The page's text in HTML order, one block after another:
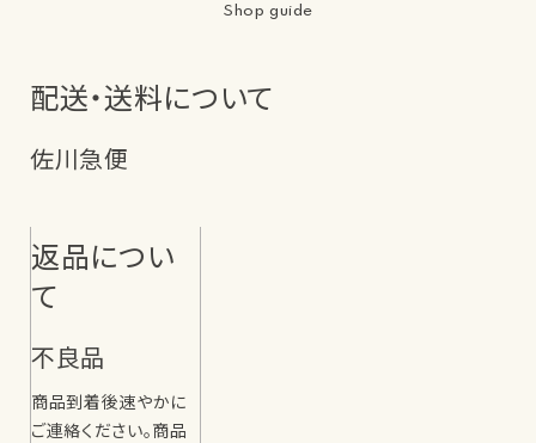
Shop guide
配送・送料について
佐川急便
返品につい
て
不良品
商品到着後速やかに
ご連絡ください。商品